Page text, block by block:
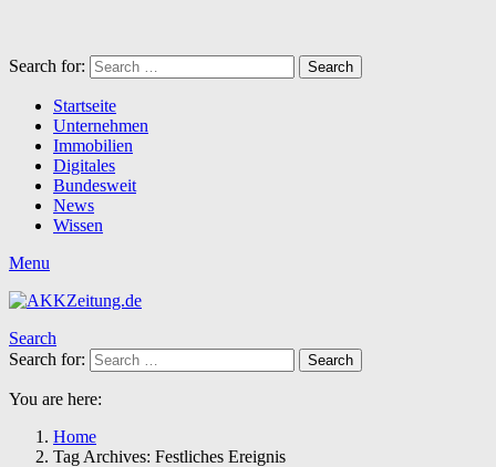
Search for: Search
Startseite
Unternehmen
Immobilien
Digitales
Bundesweit
News
Wissen
Menu
Search
Search for:
Search
You are here:
Home
Tag Archives: Festliches Ereignis